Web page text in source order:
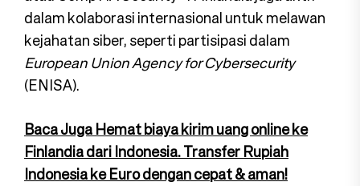
dalam kolaborasi internasional untuk melawan
kejahatan siber, seperti partisipasi dalam
European Union Agency for Cybersecurity
(ENISA).
Baca Juga Hemat biaya kirim uang online ke
Finlandia dari Indonesia. Transfer Rupiah
Indonesia ke Euro dengan cepat & aman!